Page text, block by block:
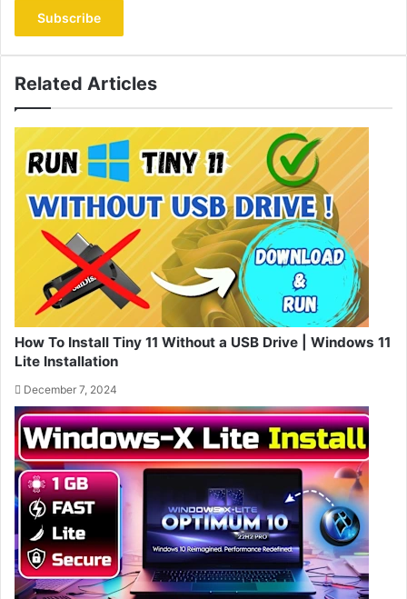
Email
address
Related Articles
How To Install Tiny 11 Without a USB Drive | Windows 11
Lite Installation
December 7, 2024